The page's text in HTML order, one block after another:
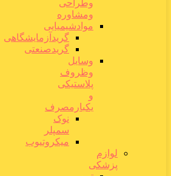
وطراحی
ومشاوره
موادشیمیایی
گریدآزمایشگاهی
گریدصنعتی
وسایل
وظروف
پلاستیکی
و
یکبارمصرف
نوک
سمپلر
میکروتیوب
لوازم
پزشکی